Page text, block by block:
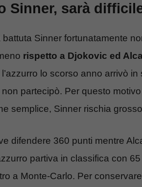
Sinner, sarà
battuta Sinner fortunatamente
rispetto a Djokovic ed
lo scorso anno arrivò
non partecipò. Per questo
semplice, Sinner rischia
difendere 360 punti mentre
partiva in classifica con
a Monte-Carlo. Per